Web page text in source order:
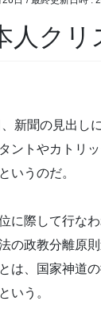
人クリ
新聞の見出し
ントやカトリッ
いうのだ。
に際して行な
の政教分離原
は、国家神道の
という。